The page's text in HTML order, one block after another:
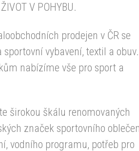
V POHYBU.
prodejen v ČR se
vybavení, textil a obuv.
nabízíme vše pro sport a
širokou škálu renomovaných
značek sportovního
vodního programu, potřeb pro